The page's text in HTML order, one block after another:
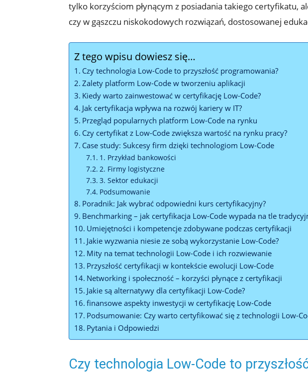
tylko korzyściom płynącym z posiadania takiego certyfikatu,
czy w gąszczu niskokodowych rozwiązań, dostosowanej
Z tego wpisu dowiesz się…
Czy technologia Low-Code to przyszłość programowania?
Zalety platform Low-Code w tworzeniu aplikacji
Kiedy warto zainwestować w certyfikację Low-Code?
Jak certyfikacja wpływa na rozwój kariery w IT?
Przegląd popularnych platform Low-Code na rynku
Czy certyfikat z Low-Code zwiększa wartość na rynku pracy?
Case study: Sukcesy firm dzięki technologiom Low-Code
1. Przykład bankowości
2. Firmy logistyczne
3. Sektor edukacji
Podsumowanie
Poradnik: Jak wybrać odpowiedni kurs certyfikacyjny?
Benchmarking – jak certyfikacja Low-Code wypada na tle
Umiejętności i kompetencje zdobywane podczas certyfikacji
Jakie wyzwania niesie ze sobą wykorzystanie Low-Code?
Mity na temat technologii Low-Code i ich rozwiewanie
Przyszłość certyfikacji w kontekście ewolucji Low-Code
Networking i społeczność – korzyści płynące z certyfikacji
Jakie są alternatywy dla certyfikacji Low-Code?
finansowe aspekty inwestycji w certyfikację Low-Code
Podsumowanie: Czy warto certyfikować się z technologii Low-
Pytania i Odpowiedzi
Czy technologia Low-Code to